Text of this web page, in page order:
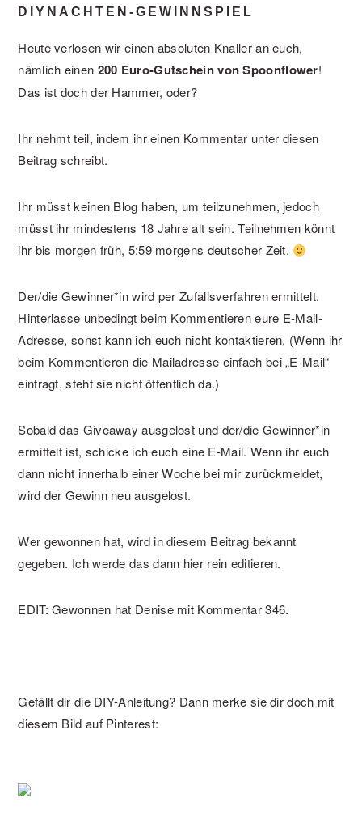
DIYNACHTEN-GEWINNSPIEL
Heute verlosen wir einen absoluten Knaller an euch,
nämlich einen 200 Euro-Gutschein von Spoonflower!
Das ist doch der Hammer, oder?
Ihr nehmt teil, indem ihr einen Kommentar unter diesen
Beitrag schreibt.
Ihr müsst keinen Blog haben, um teilzunehmen, jedoch
müsst ihr mindestens 18 Jahre alt sein. Teilnehmen könnt
ihr bis morgen früh, 5:59 morgens deutscher Zeit.
Der/die Gewinner*in wird per Zufallsverfahren ermittelt.
Hinterlasse unbedingt beim Kommentieren eure E-Mail-
Adresse, sonst kann ich euch nicht kontaktieren. (Wenn ihr
beim Kommentieren die Mailadresse einfach bei „E-Mail“
eintragt, steht sie nicht öffentlich da.)
Sobald das Giveaway ausgelost und der/die Gewinner*in
ermittelt ist, schicke ich euch eine E-Mail. Wenn ihr euch
dann nicht innerhalb einer Woche bei mir zurückmeldet,
wird der Gewinn neu ausgelost.
Wer gewonnen hat, wird in diesem Beitrag bekannt
gegeben. Ich werde das dann hier rein editieren.
EDIT: Gewonnen hat Denise mit Kommentar 346.
Gefällt dir die DIY-Anleitung? Dann merke sie dir doch mit
diesem Bild auf Pinterest: